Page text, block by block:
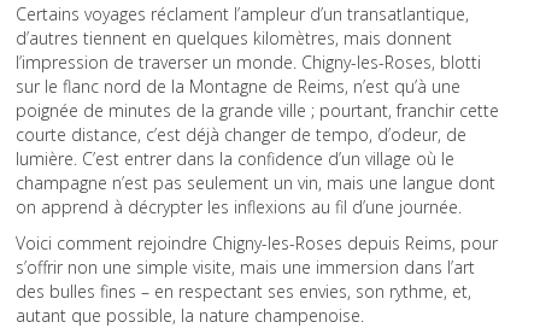
Certains voyages réclament l’ampleur d’un transatlantique,
d’autres tiennent en quelques kilomètres, mais donnent
l’impression de traverser un monde. Chigny-les-Roses, blotti
sur le flanc nord de la Montagne de Reims, n’est qu’à une
poignée de minutes de la grande ville ; pourtant, franchir cette
courte distance, c’est déjà changer de tempo, d’odeur, de
lumière. C’est entrer dans la confidence d’un village où le
champagne n’est pas seulement un vin, mais une langue dont
on apprend à décrypter les inflexions au fil d’une journée.
Voici comment rejoindre Chigny-les-Roses depuis Reims, pour
s’offrir non une simple visite, mais une immersion dans l’art
des bulles fines – en respectant ses envies, son rythme, et,
autant que possible, la nature champenoise.